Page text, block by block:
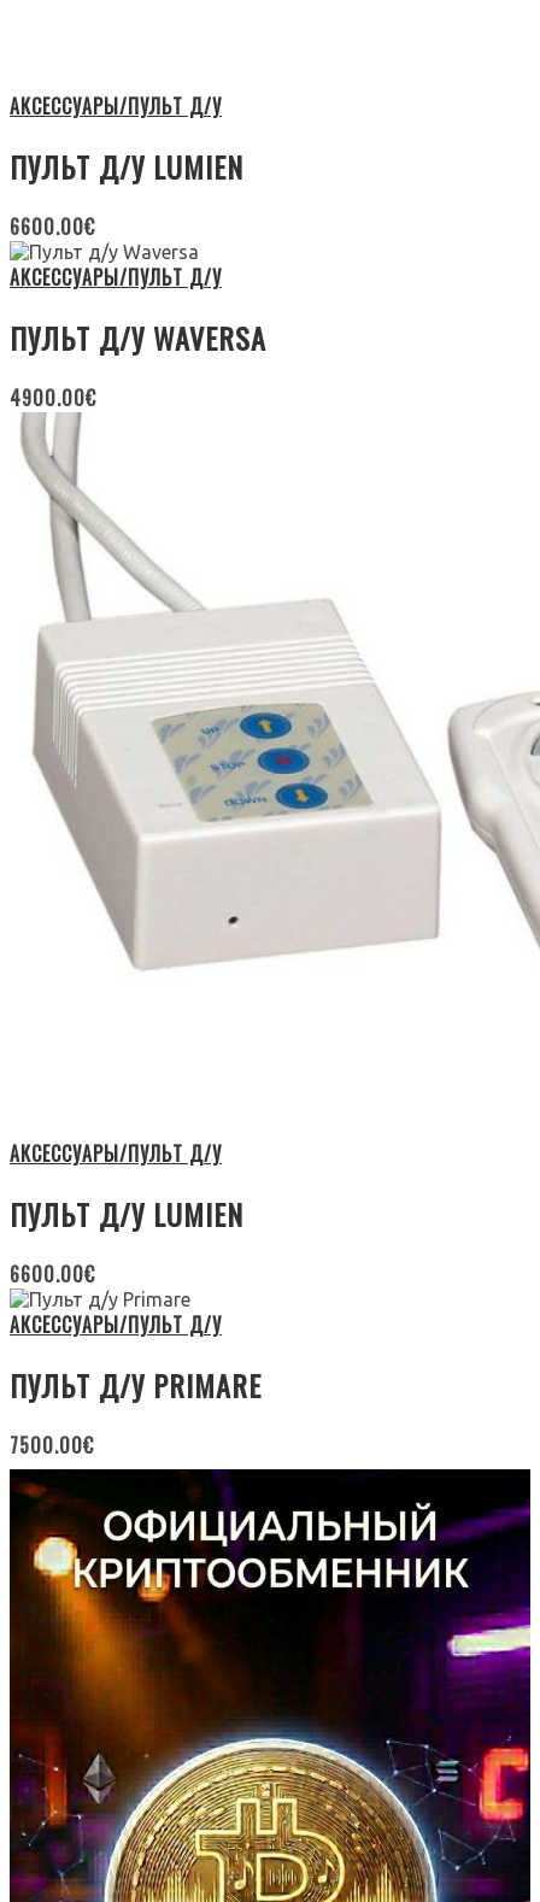
АКСЕССУАРЫ/ПУЛЬТ Д/У
ПУЛЬТ Д/У LUMIEN
6600.00€
АКСЕССУАРЫ/ПУЛЬТ Д/У
ПУЛЬТ Д/У WAVERSA
4900.00€
АКСЕССУАРЫ/ПУЛЬТ Д/У
ПУЛЬТ Д/У LUMIEN
6600.00€
АКСЕССУАРЫ/ПУЛЬТ Д/У
ПУЛЬТ Д/У PRIMARE
7500.00€